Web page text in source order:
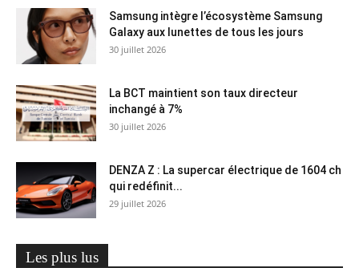
Samsung intègre l’écosystème Samsung
Galaxy aux lunettes de tous les jours
30 juillet 2026
La BCT maintient son taux directeur
inchangé à 7%
30 juillet 2026
DENZA Z : La supercar électrique de 1604 ch
qui redéfinit...
29 juillet 2026
Les plus lus